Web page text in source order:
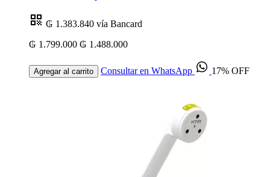
₲ 1.383.840 vía Bancard
₲ 1.799.000 ₲ 1.488.000
Agregar al carrito Consultar en WhatsApp 17% OFF